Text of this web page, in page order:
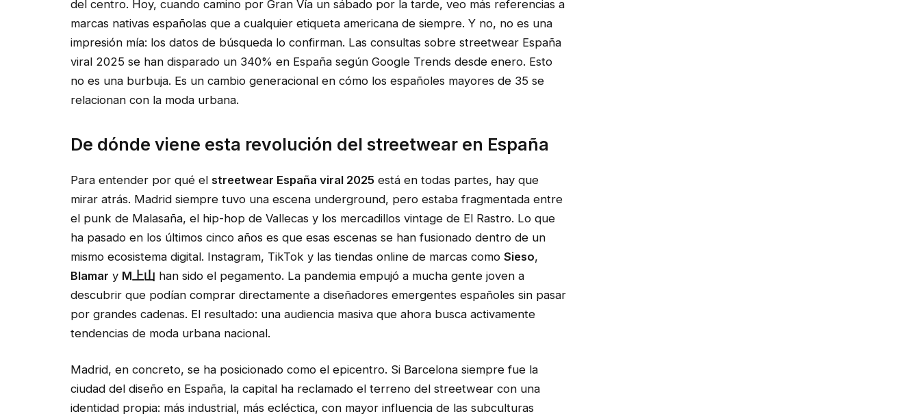
del centro. Hoy, cuando camino por Gran Vía un sábado por la tarde, veo más referencias a
marcas nativas españolas que a cualquier etiqueta americana de siempre. Y no, no es una
impresión mía: los datos de búsqueda lo confirman. Las consultas sobre streetwear España
viral 2025 se han disparado un 340% en España según Google Trends desde enero. Esto
no es una burbuja. Es un cambio generacional en cómo los españoles mayores de 35 se
relacionan con la moda urbana.
De dónde viene esta revolución del streetwear en España
Para entender por qué el streetwear España viral 2025 está en todas partes, hay que
mirar atrás. Madrid siempre tuvo una escena underground, pero estaba fragmentada entre
el punk de Malasaña, el hip-hop de Vallecas y los mercadillos vintage de El Rastro. Lo que
ha pasado en los últimos cinco años es que esas escenas se han fusionado dentro de un
mismo ecosistema digital. Instagram, TikTok y las tiendas online de marcas como Sieso,
Blamar y M上山 han sido el pegamento. La pandemia empujó a mucha gente joven a
descubrir que podían comprar directamente a diseñadores emergentes españoles sin pasar
por grandes cadenas. El resultado: una audiencia masiva que ahora busca activamente
tendencias de moda urbana nacional.
Madrid, en concreto, se ha posicionado como el epicentro. Si Barcelona siempre fue la
ciudad del diseño en España, la capital ha reclamado el terreno del streetwear con una
identidad propia: más industrial, más ecléctica, con mayor influencia de las subculturas